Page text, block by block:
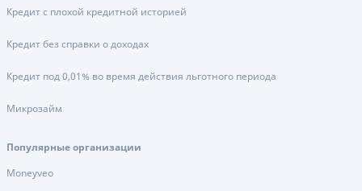
Кредит с плохой кредитной историей
Кредит без справки о доходах
Кредит под 0,01% во время действия льготного периода
Микрозайм
Популярные организации
Moneyveo